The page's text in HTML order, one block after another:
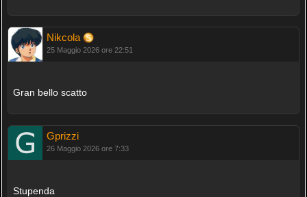
Nikcola
25 Maggio 2026 ore 22:51
Gran bello scatto
Gprizzi
26 Maggio 2026 ore 7:33
Stupenda